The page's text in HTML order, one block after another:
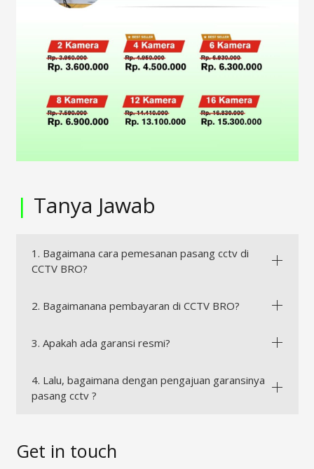
| Tanya Jawab
1. Bagaimana cara pemesanan pasang cctv di
CCTV BRO?
2. Bagaimanana pembayaran di CCTV BRO?
3. Apakah ada garansi resmi?
4. Lalu, bagaimana dengan pengajuan garansinya
pasang cctv ?
Get in touch